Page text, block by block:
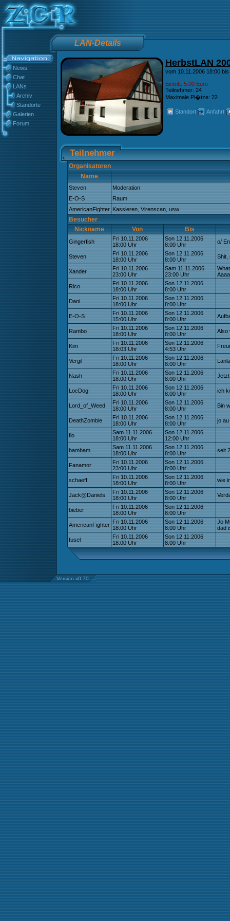
LAN-Details
News
Chat
LANs
Archiv
Standorte
Galerien
Forum
HerbstLAN
vom 10.11.2006 18:00
Eintritt: 5.00 Euro
Teilnehmer: 24
Maximale Pl�tze: 22
Standort Anfahrt
Teilnehmer
Organisatoren
Name
Steven
Moderation
E-O-S
Raum
AmericanFighter Kassieren, Virenscan, usw.
Besucher
Nickname
Von Bis
Gingerfish
Fri 10.11.2006
18:00 Uhr
Son 12.11.2006
8:00 Uhr
o/
Steven
Fri 10.11.2006
18:00 Uhr
Son 12.11.2006
8:00 Uhr
Shit,
Xander
Fri 10.11.2006
23:00 Uhr
Sam 11.11.2006
23:00 Uhr
Rico
Fri 10.11.2006
18:00 Uhr
Son 12.11.2006
8:00 Uhr
Dani
Fri 10.11.2006
18:00 Uhr
Son 12.11.2006
8:00 Uhr
E-O-S
Fri 10.11.2006
15:00 Uhr
Son 12.11.2006
8:00 Uhr
Rambo
Fri 10.11.2006
18:00 Uhr
Son 12.11.2006
8:00 Uhr
Also
Kim
Fri 10.11.2006
18:03 Uhr
Son 12.11.2006
4:53 Uhr
Vergil
Fri 10.11.2006
18:00 Uhr
Son 12.11.2006
8:00 Uhr
Nash
Fri 10.11.2006
18:00 Uhr
Son 12.11.2006
8:00 Uhr
Jetzt
LocDog
Fri 10.11.2006
18:00 Uhr
Son 12.11.2006
8:00 Uhr
ich
Lord_of_Weed
Fri 10.11.2006
18:00 Uhr
Son 12.11.2006
8:00 Uhr
Bin
DeathZombie
Fri 10.11.2006
18:00 Uhr
Son 12.11.2006
8:00 Uhr
jo
flo
Sam 11.11.2006
18:00 Uhr
Son 12.11.2006
12:00 Uhr
bambam
Sam 11.11.2006
18:00 Uhr
Son 12.11.2006
8:00 Uhr
seit
Fanamor
Fri 10.11.2006
23:00 Uhr
Son 12.11.2006
8:00 Uhr
schaeff
Fri 10.11.2006
18:00 Uhr
Son 12.11.2006
8:00 Uhr
wie
Jack@Daniels
Fri 10.11.2006
18:00 Uhr
Son 12.11.2006
8:00 Uhr
bieber
Fri 10.11.2006
18:00 Uhr
Son 12.11.2006
8:00 Uhr
AmericanFighter Fri 10.11.2006
18:00 Uhr
Son 12.11.2006
8:00 Uhr
Jo
dad
fusel
Fri 10.11.2006
18:00 Uhr
Son 12.11.2006
8:00 Uhr
Version v0.70